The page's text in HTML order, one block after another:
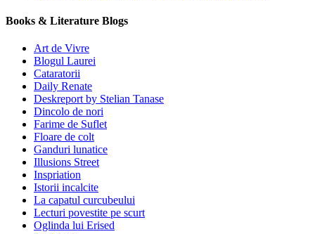
Books & Literature Blogs
Art de Vivre
Blogul Laurei
Cataratorii
Daily Renate
Deskreport by Stelian Tanase
Dincolo de nori
Farime de Suflet
Floare de colt
Ganduri lunatice
Illusions Street
Inspriation
Istorii incalcite
La capatul curcubeului
Lecturi povestite pe scurt
Oglinda lui Erised